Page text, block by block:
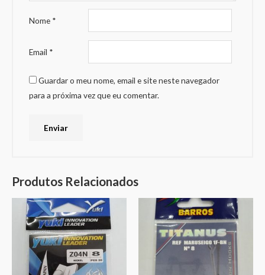
Nome *
Email *
Guardar o meu nome, email e site neste navegador
para a próxima vez que eu comentar.
Produtos Relacionados